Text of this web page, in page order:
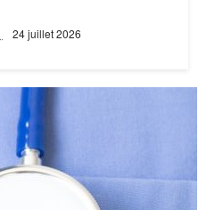
24 juillet 2026